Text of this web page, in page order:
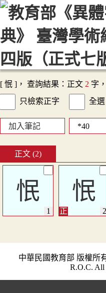
::: 最新消息 常見問題
顯示模式
網站
[ 怋 ]， 查詢結果：正文 2 字
只檢索正字
全選
加入筆記
正文 (2)
怋 怋
中華民國教育部 版權所
R.O.C. All